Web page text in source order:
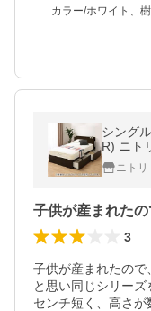
カラー/ホワイト、
シング
R) ニト
ニト
3
子供が産まれたので
と思い同じシリー
センチ短く、高さ